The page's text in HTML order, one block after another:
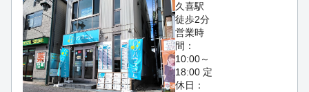
久喜駅
徒歩2分
営業時
間：
10:00～
18:00 定
休日：